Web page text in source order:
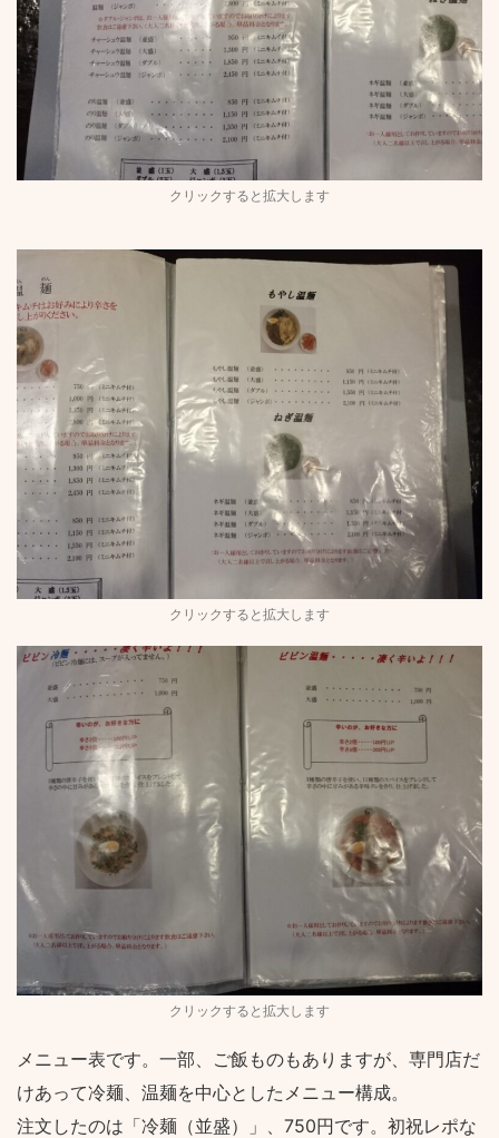
クリックすると拡大します
クリックすると拡大します
クリックすると拡大します
メニュー表です。一部、ご飯ものもありますが、専門店だ
けあって冷麺、温麺を中心としたメニュー構成。
注文したのは「冷麺（並盛）」、750円です。初祝レポな